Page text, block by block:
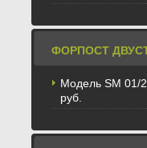
ФОРПОСТ
Модель SM 01/
руб.